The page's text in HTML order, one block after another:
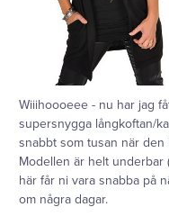
Wiiihoooeee - nu har jag
supersnygga långkoftan/
snabbt som tusan när
Modellen är helt underbar
här får ni vara snabba på
om några dagar.